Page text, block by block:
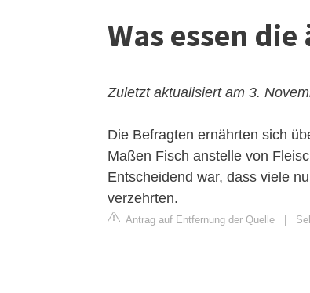
Was essen
Zuletzt aktualisiert am 3.
Die Befragten ernährten sich
Maßen Fisch anstelle von
Entscheidend war, dass viele
verzehrten.
Antrag auf Entfernung der Quelle